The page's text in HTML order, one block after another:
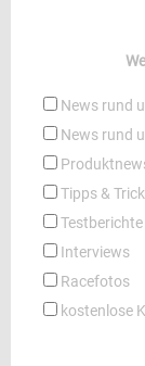
News rund
News rund
Tipps &
Testberichte
Interviews
Racefotos
kostenlose